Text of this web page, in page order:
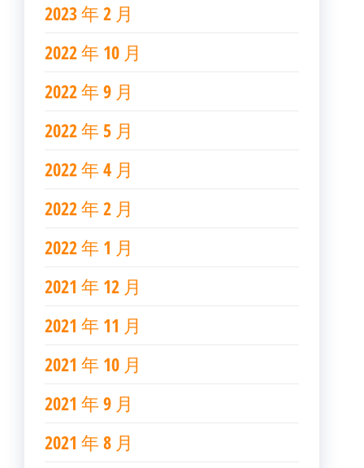
2023 年 2 月
2022 年 10 月
2022 年 9 月
2022 年 5 月
2022 年 4 月
2022 年 2 月
2022 年 1 月
2021 年 12 月
2021 年 11 月
2021 年 10 月
2021 年 9 月
2021 年 8 月